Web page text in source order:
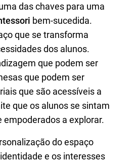
das chaves para uma
bem-sucedida.
que se transforma
dos alunos.
que podem ser
que podem ser
que são acessíveis a
que os alunos se sintam
empoderados a explorar.
do espaço
e os interesses